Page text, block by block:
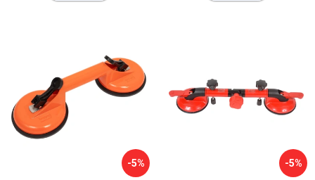
-5% -5%